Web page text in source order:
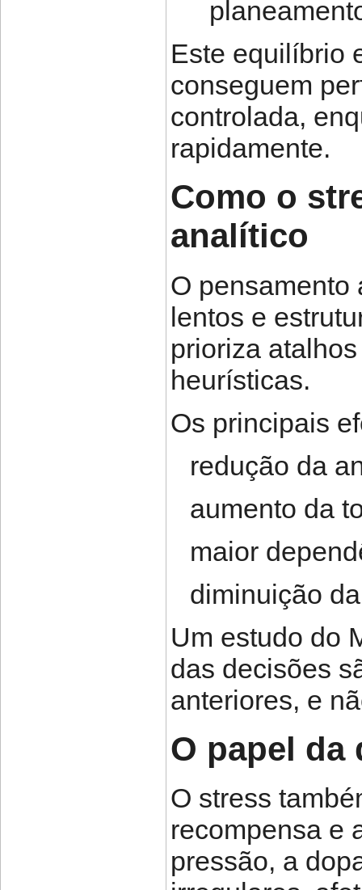
Este equilíbrio
conseguem
controlada,
rapidamente.
Como o
analítico
O pensamento
lentos e
prioriza
heurísticas.
Os principais
redução da
aumento da
maior
diminuição
Um estudo do
das decisões
anteriores, e
O papel da
O stress
recompensa e
pressão, a